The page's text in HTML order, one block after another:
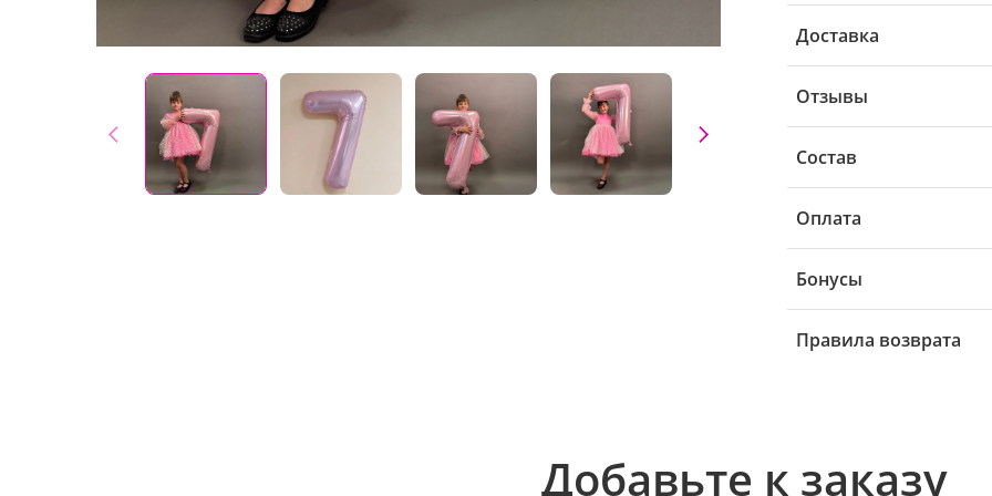
Доставка
Отзывы
Состав
Оплата
Бонусы
Правила возврата
Добавьте к заказу